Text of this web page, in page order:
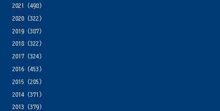
2021
(498)
2020(322)
2019(387)
2018(322)
2017(324)
2016(453)
2015 (285)
2014(371)
2013 (379)